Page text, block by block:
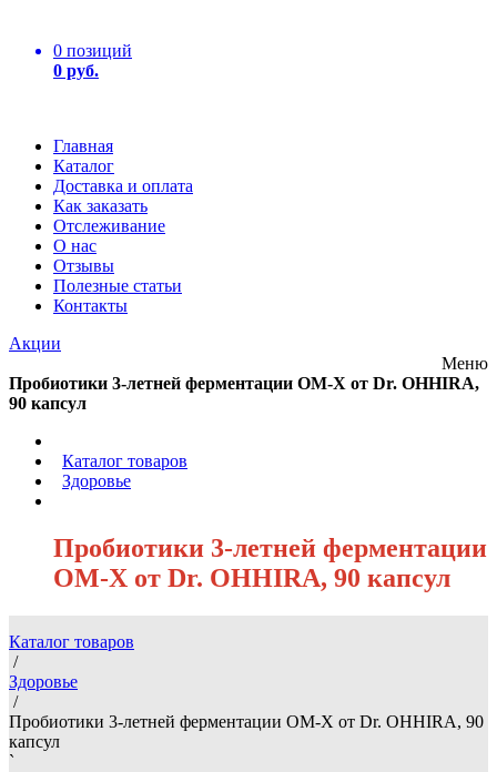
0 позиций
0 руб.
Главная
Каталог
Доставка и оплата
Как заказать
Отслеживание
О нас
Отзывы
Полезные статьи
Контакты
Акции
Меню
Пробиотики 3-летней ферментации OM-X от Dr. OHHIRA,
90 капсул
Каталог товаров
Здоровье
Пробиотики 3-летней ферментации
OM-X от Dr. OHHIRA, 90 капсул
Каталог товаров
/
Здоровье
/
Пробиотики 3-летней ферментации OM-X от Dr. OHHIRA, 90
капсул
`